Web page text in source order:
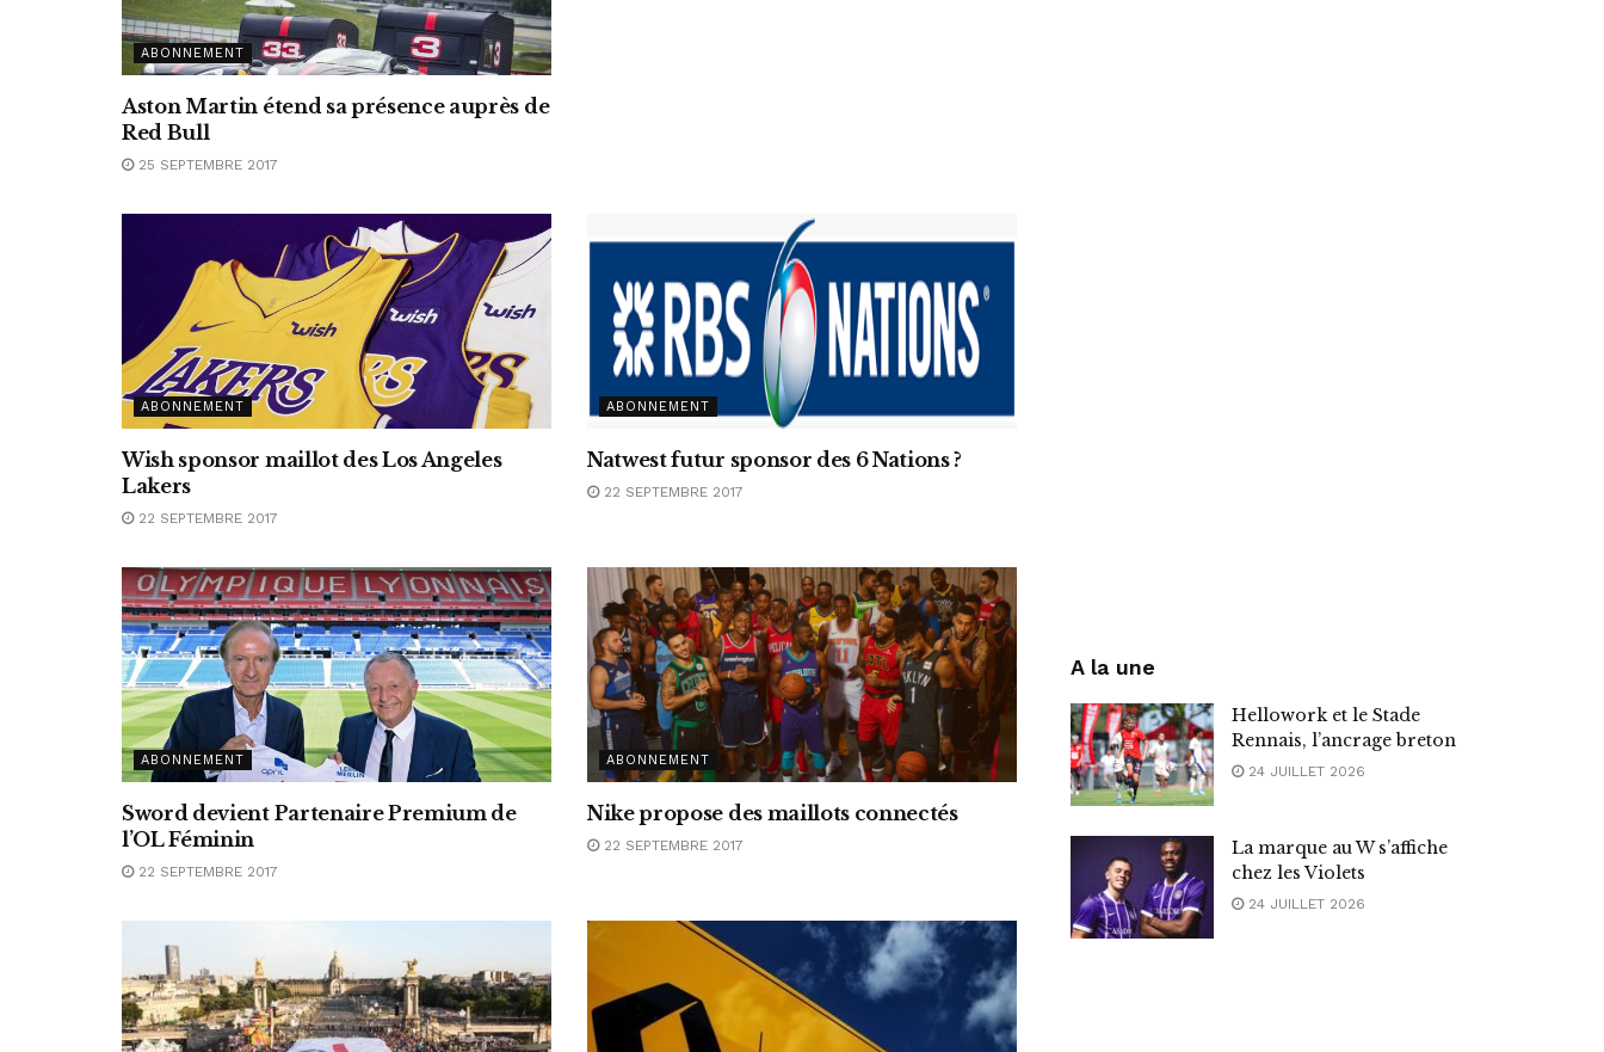
ABONNEMENT
Aston Martin étend sa présence auprès de
Red Bull
25 SEPTEMBRE 2017
ABONNEMENT
Wish sponsor maillot des Los Angeles
Lakers
22 SEPTEMBRE 2017
ABONNEMENT
Natwest futur sponsor des 6 Nations ?
22 SEPTEMBRE 2017
ABONNEMENT
Sword devient Partenaire Premium de
l’OL Féminin
22 SEPTEMBRE 2017
ABONNEMENT
Nike propose des maillots connectés
22 SEPTEMBRE 2017
A la une
Hellowork et le Stade
Rennais, l’ancrage breton
24 JUILLET 2026
La marque au W s’affiche
chez les Violets
24 JUILLET 2026